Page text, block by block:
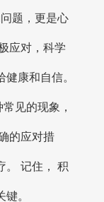
题，更是心
应对，科学
康和自信。
见的现象，
的应对措
。 记住， 积
。